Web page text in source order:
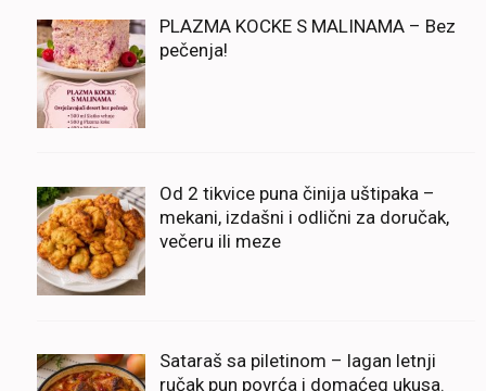
PLAZMA KOCKE S MALINAMA – Bez
pečenja!
Od 2 tikvice puna činija uštipaka –
mekani, izdašni i odlični za doručak,
večeru ili meze
Sataraš sa piletinom – lagan letnji
ručak pun povrća i domaćeg ukusa.